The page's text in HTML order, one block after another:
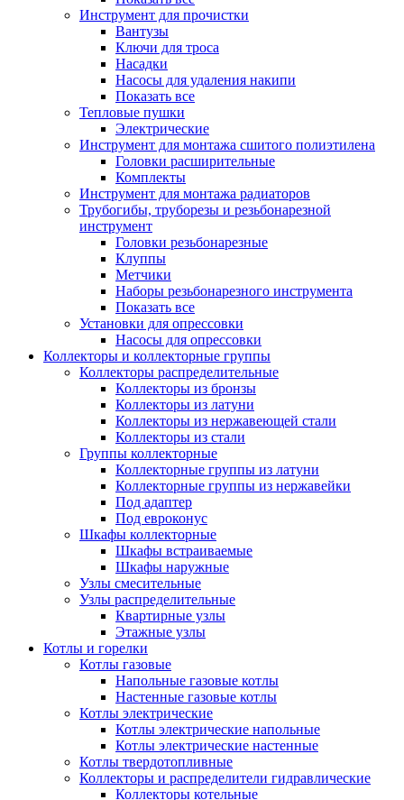
Инструмент для прочистки
Вантузы
Ключи для троса
Насадки
Насосы для удаления накипи
Показать все
Тепловые пушки
Электрические
Инструмент для монтажа сшитого полиэтилена
Головки расширительные
Комплекты
Инструмент для монтажа радиаторов
Трубогибы, труборезы и резьбонарезной
инструмент
Головки резьбонарезные
Клуппы
Метчики
Наборы резьбонарезного инструмента
Показать все
Установки для опрессовки
Насосы для опрессовки
Коллекторы и коллекторные группы
Коллекторы распределительные
Коллекторы из бронзы
Коллекторы из латуни
Коллекторы из нержавеющей стали
Коллекторы из стали
Группы коллекторные
Коллекторные группы из латуни
Коллекторные группы из нержавейки
Под адаптер
Под евроконус
Шкафы коллекторные
Шкафы встраиваемые
Шкафы наружные
Узлы смесительные
Узлы распределительные
Квартирные узлы
Этажные узлы
Котлы и горелки
Котлы газовые
Напольные газовые котлы
Настенные газовые котлы
Котлы электрические
Котлы электрические напольные
Котлы электрические настенные
Котлы твердотопливные
Коллекторы и распределители гидравлические
Коллекторы котельные